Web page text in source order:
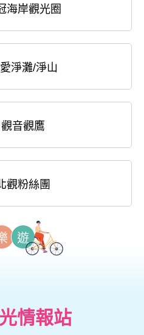
海岸觀光圈
淨灘/淨山
觀音觀鷹
觀粉絲團
遊
情報站